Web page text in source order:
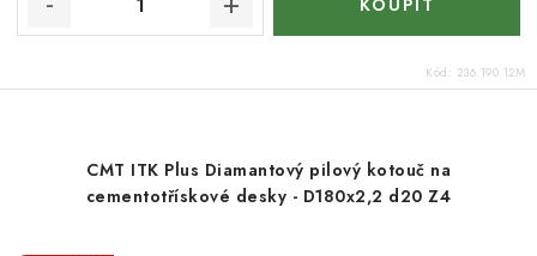
Kód: 236.190.12M
CMT ITK Plus Diamantový pilový kotouč na
cementotřískové desky - D180x2,2 d20 Z4